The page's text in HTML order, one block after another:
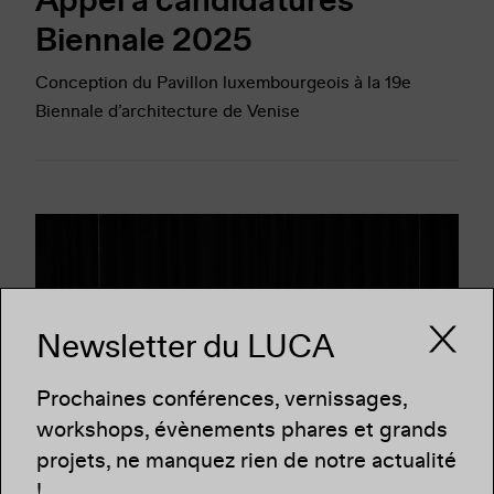
Biennale 2025
Conception du Pavillon luxembourgeois à la 19e
Biennale d’architecture de Venise
Newsletter du LUCA
Prochaines conférences, vernissages,
workshops, évènements phares et grands
projets, ne manquez rien de notre actualité